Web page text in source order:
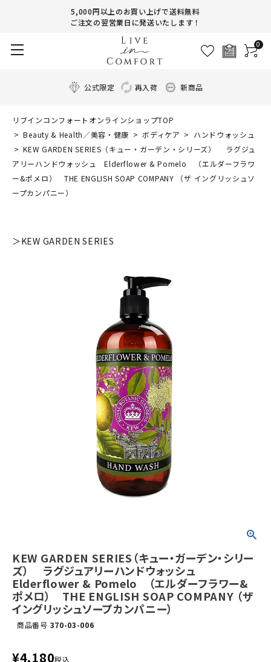
5,000円以上のお買い上げで送料無料
ご注文の翌営業日に発送いたします！
0
公式限定 再入荷 新商品
リブインコンフォートオンラインショップTOP
Beauty & Health／美容・健康
ボディケア
ハンドウォッシュ
KEW GARDEN SERIES（キュー・ガーデン・シリーズ） ラグジュ
アリーハンドウォッシュ Elderflower & Pomelo （エルダーフラワ
ー&ポメロ） THE ENGLISH SOAP COMPANY （ザ イングリッシュソ
ープカンパニー）
＞KEW GARDEN SERIES
KEW GARDEN SERIES（キュー・ガーデン・シリー
ズ） ラグジュアリーハンドウォッシュ
Elderflower & Pomelo （エルダーフラワー&
ポメロ） THE ENGLISH SOAP COMPANY （ザ
イングリッシュソープカンパニー）
商品番号 370-03-006
¥4,180税込